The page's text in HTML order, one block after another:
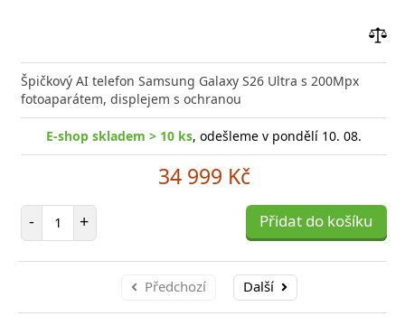
Špičkový AI telefon Samsung Galaxy S26 Ultra s 200Mpx
fotoaparátem, displejem s ochranou
E-shop skladem > 10 ks, odešleme v pondělí 10. 08.
34 999 Kč
- Počet položek
+ Přidat do košíku
Předchozí Další